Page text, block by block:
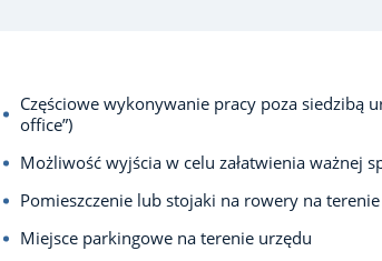
Częściowe wykonywanie pracy poza siedzibą
office”)
Możliwość wyjścia w celu załatwienia ważnej
Pomieszczenie lub stojaki na rowery na
Miejsce parkingowe na terenie urzędu